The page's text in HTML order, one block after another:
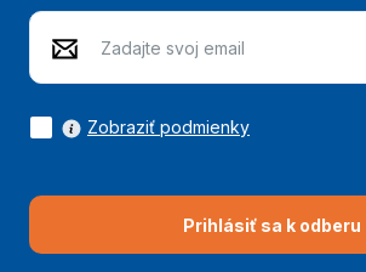
Prihlásiť sa k odberu
Zobraziť podmienky